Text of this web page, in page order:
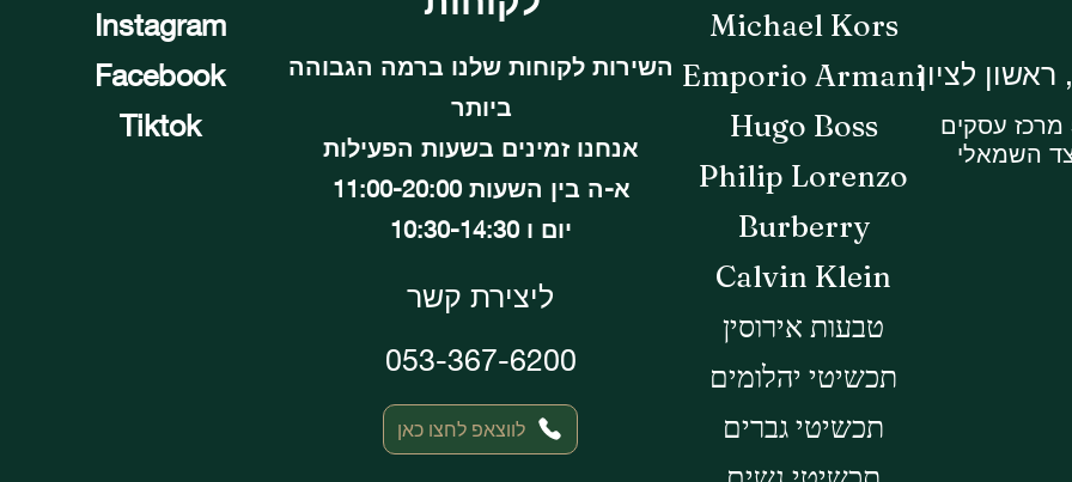
Instagram
Facebook
Tiktok
השירות לקוחות שלנו ברמה הגבוהה
ביותר
אנחנו זמינים בשעות הפעילות
א-ה בין השעות 11:00-20:00
יום ו 10:30-14:30
ליצירת קשר
053-367-6200
לווצאפ לחצו כאן
Michael Kors
Emporio Armani
Hugo Boss
Philip Lorenzo
Burberry
Calvin Klein
טבעות אירוסין
תכשיטי יהלומים
תכשיטי גברים
השמאלי